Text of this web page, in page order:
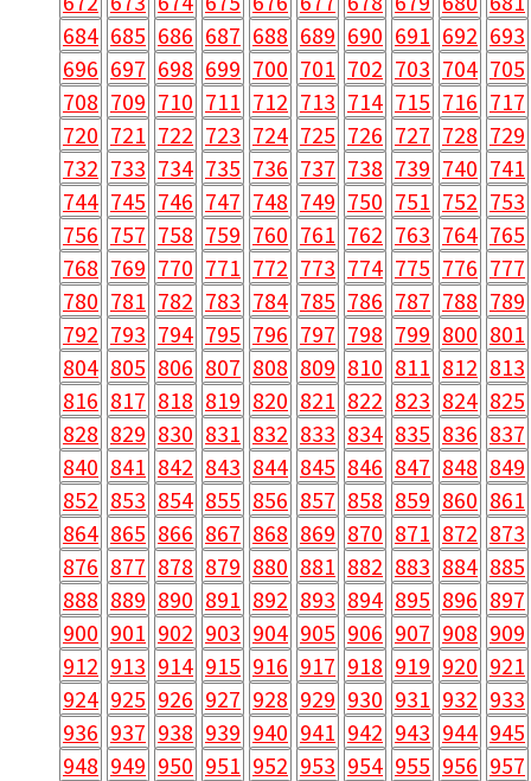
684 685 686 687 688 689 690 691 692 693
696 697 698 699 700 701 702 703 704 705
708 709 710 711 712 713 714 715 716 717
720 721 722 723 724 725 726 727 728 729
732 733 734 735 736 737 738 739 740 741
744 745 746 747 748 749 750 751 752 753
756 757 758 759 760 761 762 763 764 765
768 769 770 771 772 773 774 775 776 777
780 781 782 783 784 785 786 787 788 789
792 793 794 795 796 797 798 799 800 801
804 805 806 807 808 809 810 811 812 813
816 817 818 819 820 821 822 823 824 825
828 829 830 831 832 833 834 835 836 837
840 841 842 843 844 845 846 847 848 849
852 853 854 855 856 857 858 859 860 861
864 865 866 867 868 869 870 871 872 873
876 877 878 879 880 881 882 883 884 885
888 889 890 891 892 893 894 895 896 897
900 901 902 903 904 905 906 907 908 909
912 913 914 915 916 917 918 919 920 921
924 925 926 927 928 929 930 931 932 933
936 937 938 939 940 941 942 943 944 945
948 949 950 951 952 953 954 955 956 957